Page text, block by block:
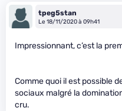
tpeg5stan
Le 18/11/2020 à 09h41
Impressionnant, c’est la
Comme quoi il est possible
sociaux malgré la
cru.